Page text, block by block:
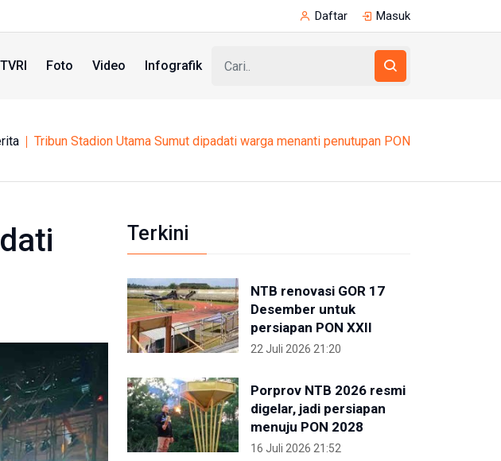
Daftar Masuk
TVRI Foto Video Infografik
Tribun Stadion Utama Sumut dipadati warga menanti penutupan PON
Terkini
NTB renovasi GOR 17
Desember untuk
persiapan PON XXII
22 Juli 2026 21:20
Porprov NTB 2026 resmi
digelar, jadi persiapan
menuju PON 2028
16 Juli 2026 21:52